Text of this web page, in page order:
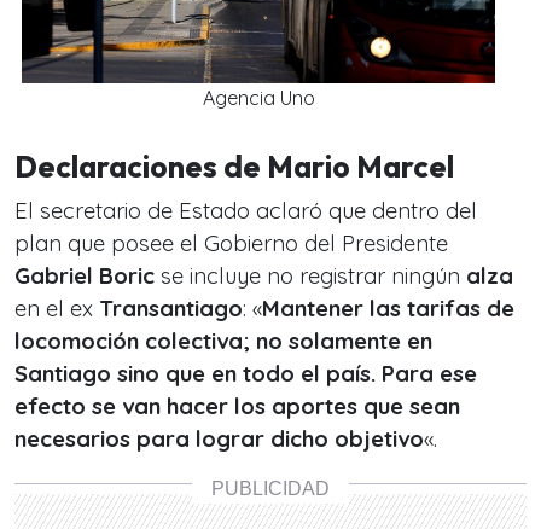
Agencia Uno
Declaraciones de Mario Marcel
El secretario de Estado aclaró que dentro del
plan que posee el Gobierno del Presidente
Gabriel Boric se incluye no registrar ningún alza
en el ex Transantiago: «Mantener las tarifas de
locomoción colectiva; no solamente en
Santiago sino que en todo el país. Para ese
efecto se van hacer los aportes que sean
necesarios para lograr dicho objetivo«.